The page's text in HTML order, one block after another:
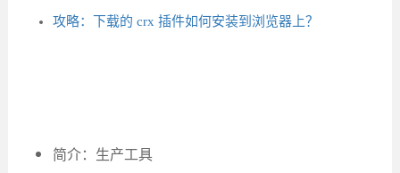
攻略：下载的 crx 插件如何安装到浏览器上？
简介：生产工具